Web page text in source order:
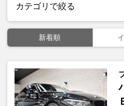
カテゴリで絞る
新着順